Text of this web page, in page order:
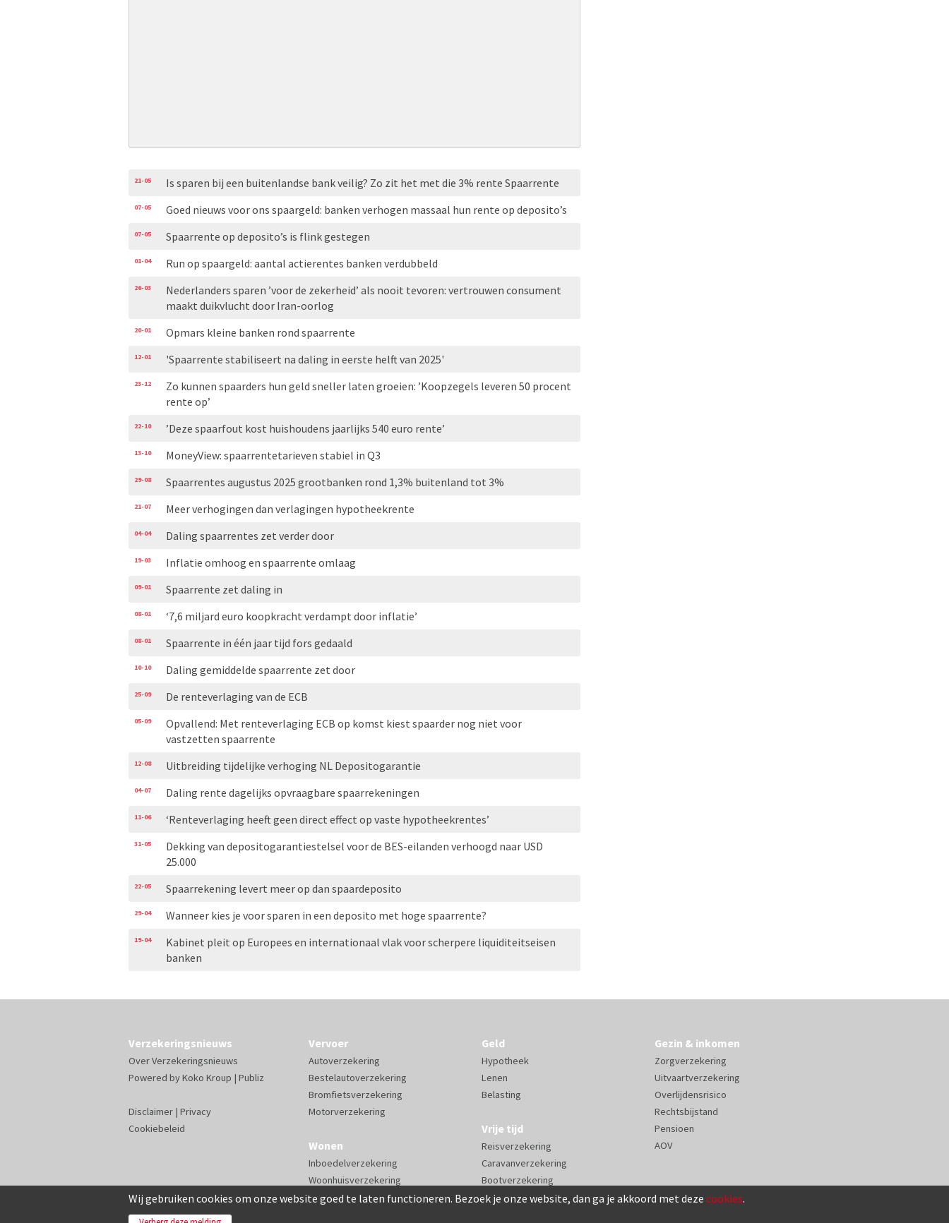
Wij gebruiken cookies om onze website goed te laten functioneren. Bezoek je onze website, dan ga je akkoord met deze cookies.
21-05 Is sparen bij een buitenlandse bank veilig? Zo zit het met die 3% rente Spaarrente
07-05 Goed nieuws voor ons spaargeld: banken verhogen massaal hun rente op deposito’s
07-05 Spaarrente op deposito’s is flink gestegen
01-04 Run op spaargeld: aantal actierentes banken verdubbeld
26-03
Nederlanders sparen ’voor de zekerheid’ als nooit tevoren: vertrouwen consument
maakt duikvlucht door Iran-oorlog
20-01 Opmars kleine banken rond spaarrente
12-01 'Spaarrente stabiliseert na daling in eerste helft van 2025'
23-12
Zo kunnen spaarders hun geld sneller laten groeien: ’Koopzegels leveren 50 procent
rente op’
22-10 ’Deze spaarfout kost huishoudens jaarlijks 540 euro rente’
13-10 MoneyView: spaarrentetarieven stabiel in Q3
29-08 Spaarrentes augustus 2025 grootbanken rond 1,3% buitenland tot 3%
21-07 Meer verhogingen dan verlagingen hypotheekrente
04-04 Daling spaarrentes zet verder door
19-03 Inflatie omhoog en spaarrente omlaag
09-01 Spaarrente zet daling in
08-01 ‘7,6 miljard euro koopkracht verdampt door inflatie’
08-01 Spaarrente in één jaar tijd fors gedaald
10-10 Daling gemiddelde spaarrente zet door
25-09 De renteverlaging van de ECB
05-09
Opvallend: Met renteverlaging ECB op komst kiest spaarder nog niet voor
vastzetten spaarrente
12-08 Uitbreiding tijdelijke verhoging NL Depositogarantie
04-07 Daling rente dagelijks opvraagbare spaarrekeningen
11-06 ‘Renteverlaging heeft geen direct effect op vaste hypotheekrentes’
31-05
Dekking van depositogarantiestelsel voor de BES-eilanden verhoogd naar USD
25.000
22-05 Spaarrekening levert meer op dan spaardeposito
29-04 Wanneer kies je voor sparen in een deposito met hoge spaarrente?
19-04
Kabinet pleit op Europees en internationaal vlak voor scherpere liquiditeitseisen
banken
Verzekeringsnieuws
Over Verzekeringsnieuws
Powered byKoko Kroup | Publiz
Disclaimer | Privacy
Cookiebeleid
Vervoer
Autoverzekering
Bestelautoverzekering
Bromfietsverzekering
Motorverzekering
Wonen
Inboedelverzekering
Woonhuisverzekering
Geld
Hypotheek
Lenen
Belasting
Vrije tijd
Reisverzekering
Caravanverzekering
Bootverzekering
Gezin & inkomen
Zorgverzekering
Uitvaartverzekering
Overlijdensrisico
Rechtsbijstand
Pensioen
AOV